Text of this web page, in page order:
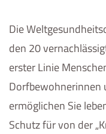
Die
den 20
erster Linie
Dorfbewohnerinnen
ermöglichen Sie
Schutz für von der